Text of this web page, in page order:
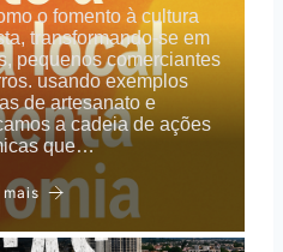
o fomento à cultura
transformando-se em
pequenos comerciantes
usando exemplos
de artesanato e
a cadeia de ações
que…